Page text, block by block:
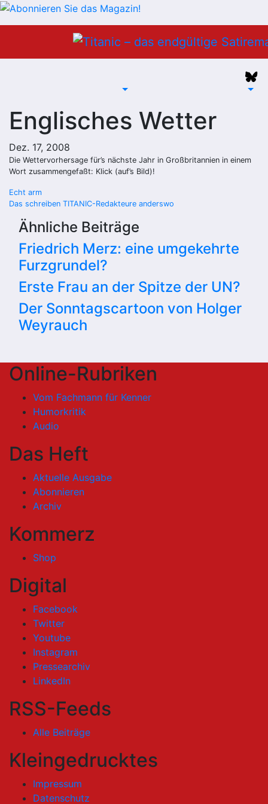
Englisches Wetter
Dez. 17, 2008
Die Wettervorhersage für’s nächste Jahr in Großbritannien in einem
Wort zusammengefaßt: Klick (auf’s Bild)!
Beitragsnavigation
Echt arm
Das schreiben TITANIC-Redakteure anderswo
Ähnliche Beiträge
Friedrich Merz: eine umgekehrte
Furzgrundel?
Erste Frau an der Spitze der UN?
Der Sonntagscartoon von Holger
Weyrauch
Online-Rubriken
Vom Fachmann für Kenner
Humorkritik
Audio
Das Heft
Aktuelle Ausgabe
Abonnieren
Archiv
Kommerz
Shop
Digital
Facebook
Twitter
Youtube
Instagram
Pressearchiv
LinkedIn
RSS-Feeds
Alle Beiträge
Kleingedrucktes
Impressum
Datenschutz